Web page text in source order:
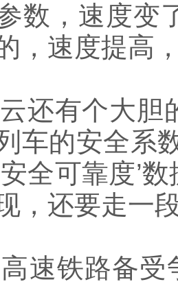
数，速度变
，速度提高
还有个大胆
车的安全系
全可靠度’
，还要走一
速铁路备受